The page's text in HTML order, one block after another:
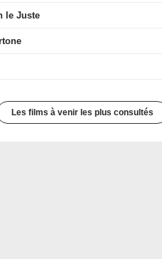
le Juste
Les films à venir les plus consultés